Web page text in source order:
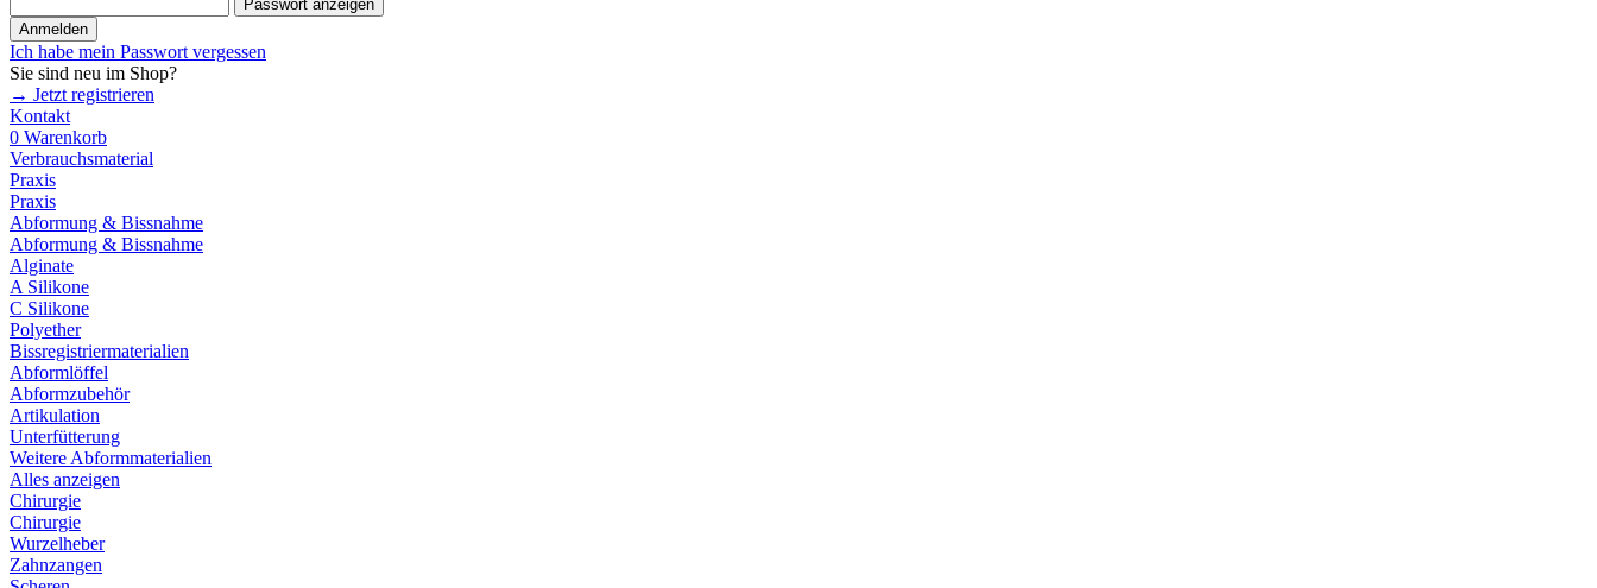
Passwort anzeigen
Anmelden
Ich habe mein Passwort vergessen
Sie sind neu im Shop?
→ Jetzt registrieren
Kontakt
0 Warenkorb
Verbrauchsmaterial
Praxis
Praxis
Abformung & Bissnahme
Abformung & Bissnahme
Alginate
A Silikone
C Silikone
Polyether
Bissregistriermaterialien
Abformlöffel
Abformzubehör
Artikulation
Unterfütterung
Weitere Abformmaterialien
Alles anzeigen
Chirurgie
Chirurgie
Wurzelheber
Zahnzangen